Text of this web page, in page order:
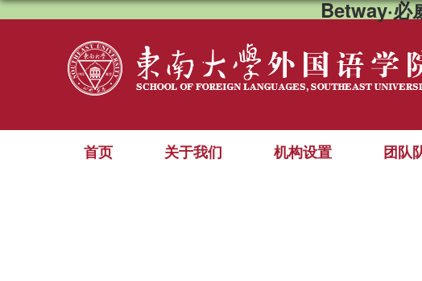
Betway·必
首页 关于我们 机构设置 团队